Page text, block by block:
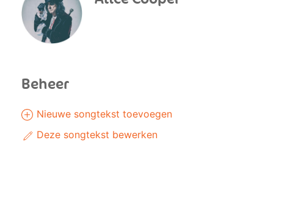
Beheer
Nieuwe songtekst toevoegen
Deze songtekst bewerken